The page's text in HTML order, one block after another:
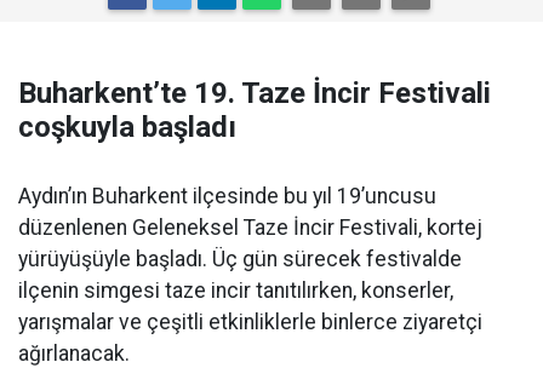
Buharkent’te 19. Taze İncir Festivali
coşkuyla başladı
Aydın’ın Buharkent ilçesinde bu yıl 19’uncusu
düzenlenen Geleneksel Taze İncir Festivali, kortej
yürüyüşüyle başladı. Üç gün sürecek festivalde
ilçenin simgesi taze incir tanıtılırken, konserler,
yarışmalar ve çeşitli etkinliklerle binlerce ziyaretçi
ağırlanacak.